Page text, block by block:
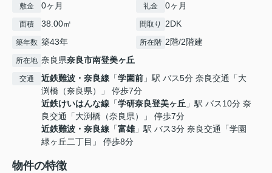
敷金 0ヶ月 礼金 0ヶ月
面積 38.00㎡ 間取り 2DK
築年数 築43年 所在階 2階/2階建
所在地 奈良県奈良市南登美ヶ丘
交通 近鉄難波・奈良線 「学園前 」駅 バス5分 奈良交通「大
渕橋（奈良県）」 停歩7分
近鉄けいはんな線 「学研奈良登美ヶ丘 」駅 バス10分 奈
良交通「大渕橋（奈良県）」 停歩7分
近鉄難波・奈良線 「富雄」駅 バス3分 奈良交通「学園
緑ヶ丘二丁目」 停歩8分
物件の特徴